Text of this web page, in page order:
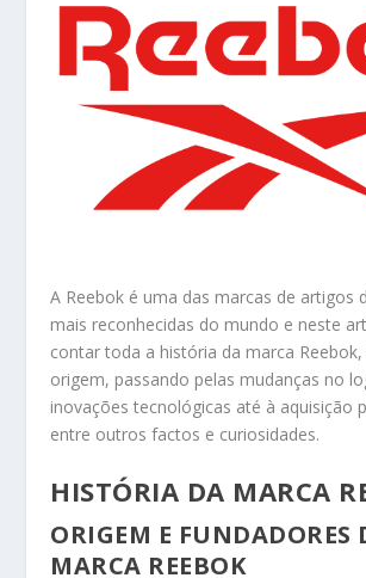
A Reebok é uma das marcas de artigos
mais reconhecidas do mundo e neste
contar toda a história da marca Reebok,
origem, passando pelas mudanças no
inovações tecnológicas até à aquisição
entre outros factos e curiosidades.
HISTÓRIA DA MARCA
ORIGEM E FUNDADORES
MARCA REEBOK